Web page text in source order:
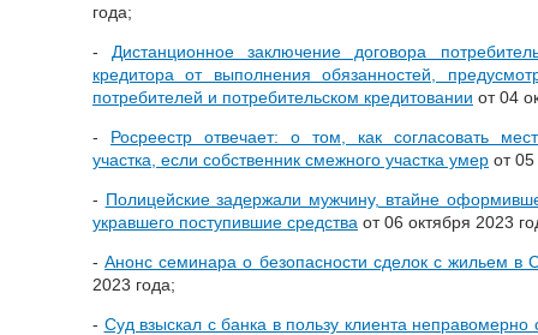
года;
- Дистанционное заключение договора
кредитора от выполнения обязанностей,
потребителей и потребительском кредитовании от 04
- Росреестр отвечает: о том, как согласовать
участка, если собственник смежного участка умер от
- Полицейские задержали мужчину, втайне
укравшего поступившие средства от 06 октября 2023
-Анонс семинара о безопасности сделок с жильем в
2023 года;
- Суд взыскал с банка в пользу клиента